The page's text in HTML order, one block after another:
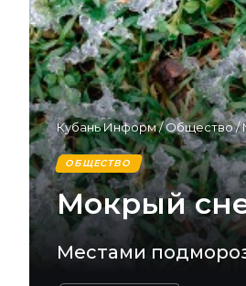
Кубань Информ/Общество/
ОБЩЕСТВО
Мокрый
Местами